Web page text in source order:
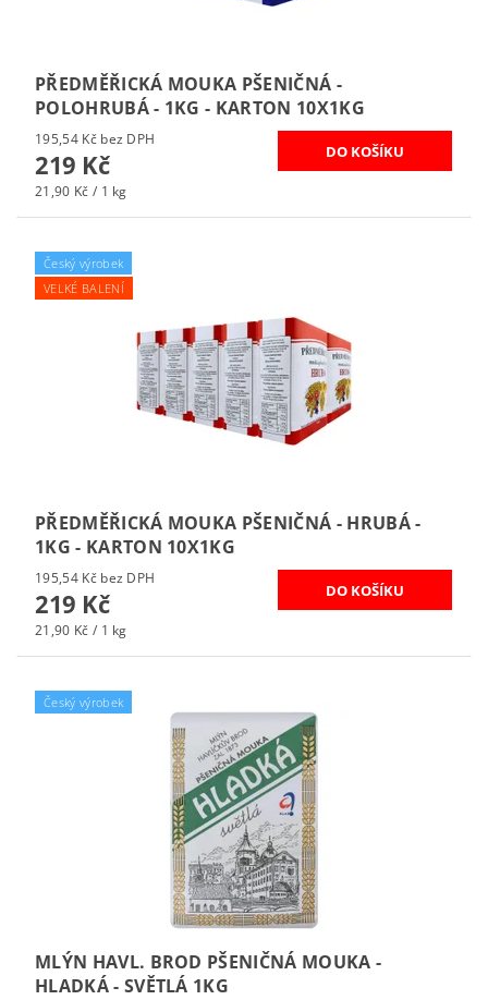
PŘEDMĚŘICKÁ MOUKA PŠENIČNÁ -
POLOHRUBÁ - 1KG - KARTON 10X1KG
195,54 Kč bez DPH
219 Kč
21,90 Kč / 1 kg
Český výrobek
VELKÉ BALENÍ
PŘEDMĚŘICKÁ MOUKA PŠENIČNÁ - HRUBÁ -
1KG - KARTON 10X1KG
195,54 Kč bez DPH
219 Kč
21,90 Kč / 1 kg
Český výrobek
MLÝN HAVL. BROD PŠENIČNÁ MOUKA -
HLADKÁ - SVĚTLÁ 1KG